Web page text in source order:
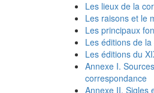
Les lieux de la
Les raisons et le
Les principaux
Les éditions de
Les éditions du
Annexe I.
correspondance
Annexe II. Sigles